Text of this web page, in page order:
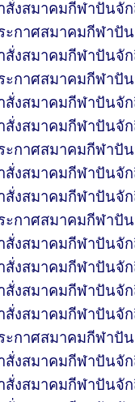
สั่งสมาคมกีฬาปันจัก
ะกาศสมาคมกีฬาปัน
สั่งสมาคมกีฬาปันจัก
ะกาศสมาคมกีฬาปัน
สั่งสมาคมกีฬาปันจัก
สั่งสมาคมกีฬาปันจัก
ะกาศสมาคมกีฬาปัน
สั่งสมาคมกีฬาปันจัก
สั่งสมาคมกีฬาปันจัก
ะกาศสมาคมกีฬาปัน
สั่งสมาคมกีฬาปันจัก
สั่งสมาคมกีฬาปันจัก
สั่งสมาคมกีฬาปันจัก
สั่งสมาคมกีฬาปันจัก
ะกาศสมาคมกีฬาปัน
สั่งสมาคมกีฬาปันจัก
สั่งสมาคมกีฬาปันจัก